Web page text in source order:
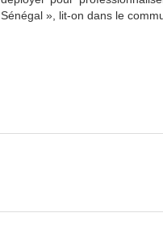
Sénégal », lit-on dans le